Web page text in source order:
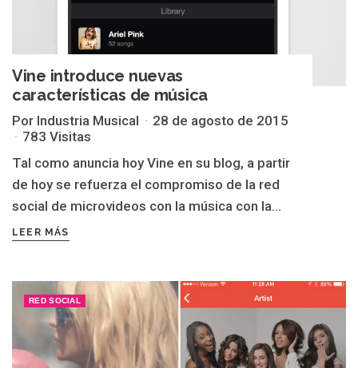
Vine introduce nuevas
características de música
Por Industria Musical
28 de agosto de 2015
783 Visitas
Tal como anuncia hoy Vine en su blog, a partir
de hoy se refuerza el compromiso de la red
social de microvideos con la música con la...
LEER MÁS
RED SOCIAL